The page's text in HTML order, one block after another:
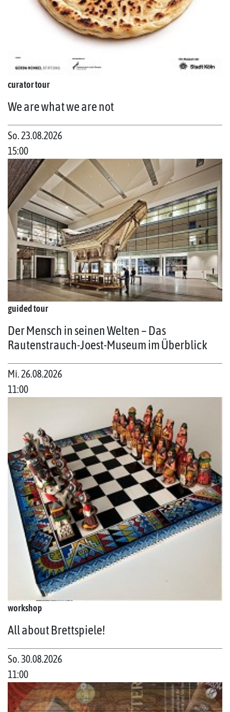
curator tour
We are what we are not
So. 23.08.2026
15:00
guided tour
Der Mensch in seinen Welten – Das
Rautenstrauch-Joest-Museum im Überblick
Mi. 26.08.2026
11:00
workshop
All about Brettspiele!
So. 30.08.2026
11:00